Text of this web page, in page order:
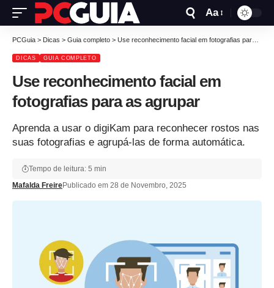
Aa
PCGuia > Dicas > Guia completo > Use reconhecimento facial em fotografias para as agrupar
DICAS GUIA COMPLETO
Use reconhecimento facial em
fotografias para as agrupar
Aprenda a usar o digiKam para reconhecer rostos nas
suas fotografias e agrupá-las de forma automática.
Mafalda FreirePublicado em 28 de Novembro, 2025
Tempo de leitura: 5 min